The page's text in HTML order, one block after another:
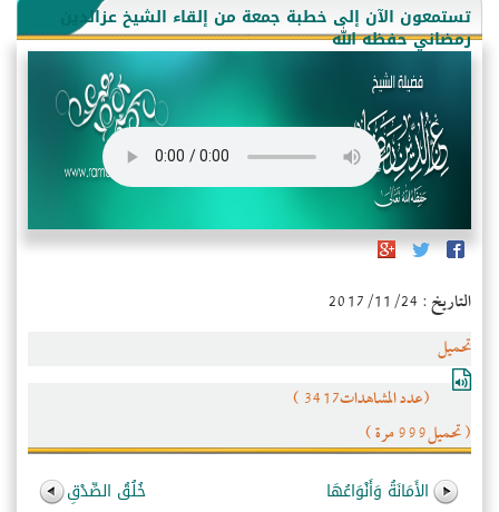
تستمعون الآن إلى خطبة جمعة من إلقاء الشيخ عزالدين
رمضاني حفظه الله
التاريخ : 2017/11/24
تحميل
(عدد المشاهدات3417 )
( تحميل999 مرة )
الأَمَانَةُ وَأَنْوَاعُهَا خُلُقُ الصِّدْقِ